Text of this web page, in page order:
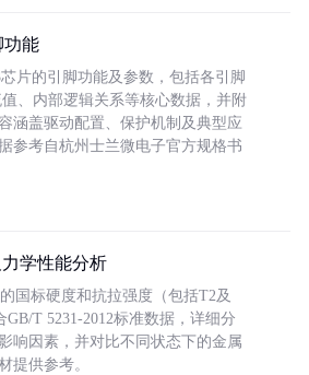
功能
片的引脚功能及参数，包括各引脚
、内部逻辑关系等核心数据，并附
涵盖驱动配置、保护机制及典型应
参考自杭州士兰微电子官方规格书
学性能分析
国标硬度和抗拉强度（包括T2及
GB/T 5231-2012标准数据，详细分
响因素，并对比不同状态下的金属
提供参考。